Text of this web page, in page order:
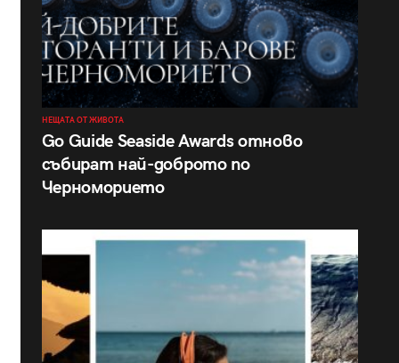
НЕЩАТА ОТ ЖИВОТА
Go Guide Seaside Awards отново
събират най-доброто по
Черноморието